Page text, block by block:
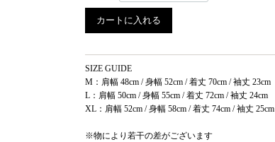
カートに入れる
SIZE GUIDE
M：肩幅 48cm / 身幅 52cm / 着丈 70cm / 袖丈 23cm
L：肩幅 50cm / 身幅 55cm / 着丈 72cm / 袖丈 24cm
XL：肩幅 52cm / 身幅 58cm / 着丈 74cm / 袖丈 25cm
※物により若干の差がございます